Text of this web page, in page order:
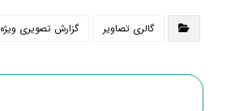
گالری تصاویر گزارش تصویری ویژه